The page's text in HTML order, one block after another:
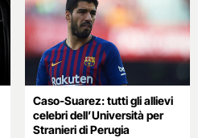
Caso-Suarez: tutti gli allievi
celebri dell’Università per
Stranieri di Perugia